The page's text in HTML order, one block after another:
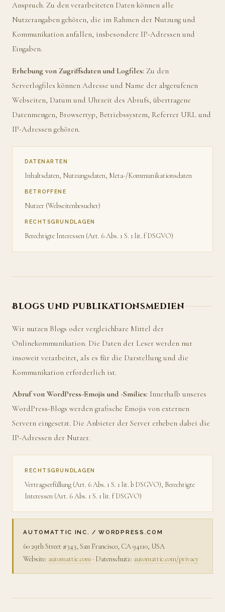
Anspruch. Zu den verarbeiteten Daten können alle
Nutzerangaben gehören, die im Rahmen der Nutzung und
Kommunikation anfallen, insbesondere IP-Adressen und
Eingaben.
Erhebung von Zugriffsdaten und Logfiles: Zu den
Serverlogfiles können Adresse und Name der abgerufenen
Webseiten, Datum und Uhrzeit des Abrufs, übertragene
Datenmengen, Browsertyp, Betriebssystem, Referrer URL und
IP-Adressen gehören.
DATENARTEN
Inhaltsdaten, Nutzungsdaten, Meta-/Kommunikationsdaten
BETROFFENE
Nutzer (Webseitenbesucher)
RECHTSGRUNDLAGEN
Berechtigte Interessen (Art. 6 Abs. 1 S. 1 lit. f DSGVO)
Blogs und Publikationsmedien
Wir nutzen Blogs oder vergleichbare Mittel der
Onlinekommunikation. Die Daten der Leser werden nur
insoweit verarbeitet, als es für die Darstellung und die
Kommunikation erforderlich ist.
Abruf von WordPress-Emojis und -Smilies: Innerhalb unseres
WordPress-Blogs werden grafische Emojis von externen
Servern eingesetzt. Die Anbieter der Server erheben dabei die
IP-Adressen der Nutzer.
RECHTSGRUNDLAGEN
Vertragserfüllung (Art. 6 Abs. 1 S. 1 lit. b DSGVO), Berechtigte
Interessen (Art. 6 Abs. 1 S. 1 lit. f DSGVO)
AUTOMATTIC INC. / WORDPRESS.COM
60 29th Street #343, San Francisco, CA 94110, USA
Website: automattic.com · Datenschutz: automattic.com/privacy